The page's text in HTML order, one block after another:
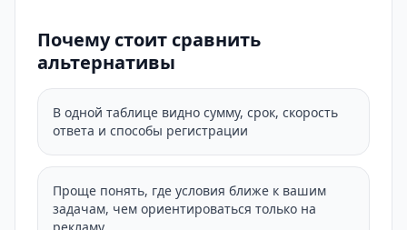
Почему стоит сравнить
альтернативы
В одной таблице видно сумму, срок, скорость
ответа и способы регистрации
Проще понять, где условия ближе к вашим
задачам, чем ориентироваться только на